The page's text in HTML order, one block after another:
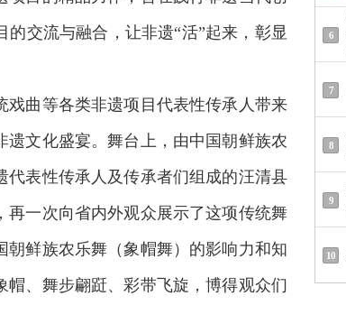
交流与融合，让非遗“活”起来，彰显
曲等各类非遗项目代表性传承人带来
文化盛宴。舞台上，由中国朝鲜族农
代表性传承人及传承者们组成的汪清县
一次向省内外观众展示了这项传统舞
鲜族农乐舞（象帽舞）的影响力和知
、舞步翩跹、彩带飞旋，博得观众们